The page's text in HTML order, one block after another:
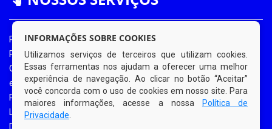
Portal da Transparência
Portal da Transparência COVID-19
Ouvidoria Eletrônica
e-SIC
Processos de Licitação
Licitações em Andamento
Diário Oficial
INFORMAÇÕES SOBRE COOKIES
Utilizamos serviços de terceiros que utilizam cookies.
Essas ferramentas nos ajudam a oferecer uma melhor
experiência de navegação. Ao clicar no botão “Aceitar”
você concorda com o uso de cookies em nosso site. Para
maiores informações, acesse a nossa
Política de
Privacidade